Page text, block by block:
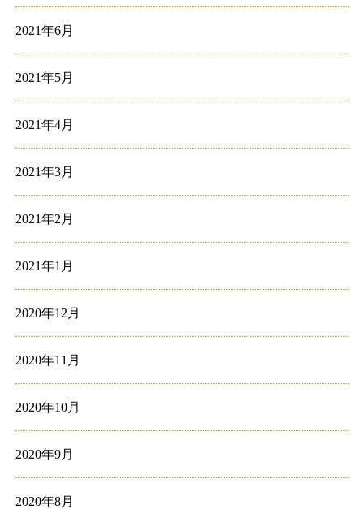
2021年6月
2021年5月
2021年4月
2021年3月
2021年2月
2021年1月
2020年12月
2020年11月
2020年10月
2020年9月
2020年8月